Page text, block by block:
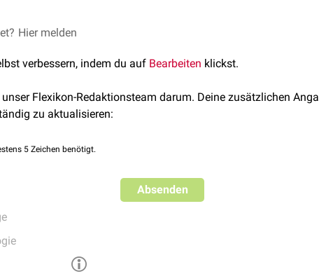
es bei Exspiration zu einem Abfall des intrabronchialen
weiter oral negativere Werte als der umgebende Druck
ist, verhindern dort Knorpelstrukturen die Kompression.
(z.B. bei
Hier melden
verbessern, indem du auf Bearbeiten klickst.
Flexikon-Redaktionsteam darum. Deine zusätzlichen
zu aktualisieren:
5 Zeichen benötigt.
Absenden